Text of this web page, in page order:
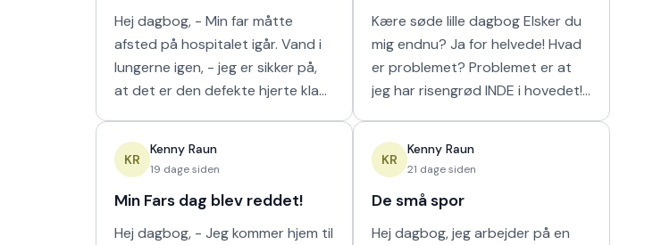
Hej dagbog, - Min far måtte
afsted på hospitalet igår. Vand i
lungerne igen, - jeg er sikker på,
at det er den defekte hjerte klap
viser
KR
Kenny Raun
19 dage siden
Min Fars dag blev reddet!
Hej dagbog, - Jeg kommer hjem til
Kære søde lille dagbog Elsker du
mig endnu? Ja for helvede! Hvad
er problemet? Problemet er at
jeg har risengrød INDE i hovedet!
KR
Kenny Raun
21 dage siden
De små spor
Hej dagbog, jeg arbejder på en